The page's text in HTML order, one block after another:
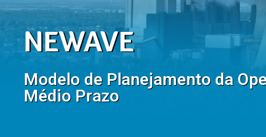
NEWAVE
Modelo de Planejamento da
Médio Prazo